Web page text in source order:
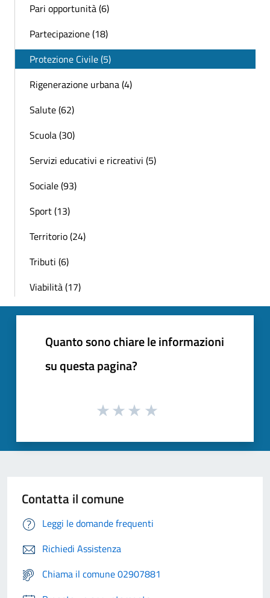
Pari opportunità (6)
Partecipazione (18)
Protezione Civile (5)
Rigenerazione urbana (4)
Salute (62)
Scuola (30)
Servizi educativi e ricreativi (5)
Sociale (93)
Sport (13)
Territorio (24)
Tributi (6)
Viabilità (17)
Quanto sono chiare le informazioni
su questa pagina?
Contatta il comune
Leggi le domande frequenti
Richiedi Assistenza
Chiama il comune 02907881